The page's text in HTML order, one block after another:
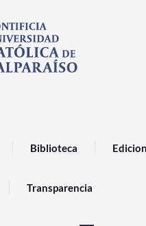
Biblioteca
Transparencia